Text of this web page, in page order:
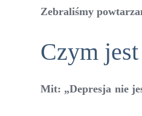
Zebraliśmy
Czym
Mit: „Depresja nie